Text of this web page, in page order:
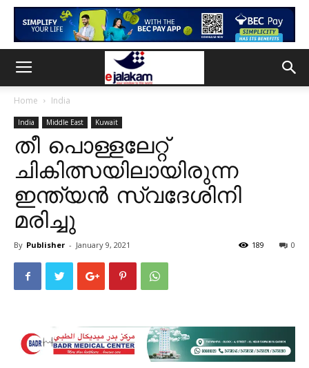
Home India
India Middle East Kuwait
തീ പൊള്ളലേറ്റ്
ചികിത്സയിലായിരുന്ന
ഇന്ത്യൻ സ്വദേശിനി
മരിച്ചു
By Publisher - January 9, 2021 0
189